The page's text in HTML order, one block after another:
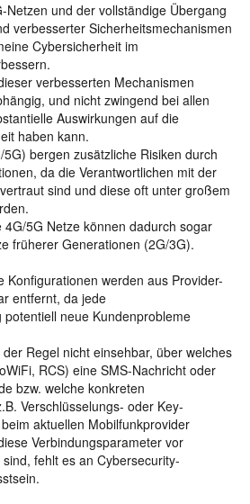
Netzen und der vollständige Übergang
verbesserter Sicherheitsmechanismen
Cybersicherheit im
verbesserten Mechanismen
und nicht zwingend bei allen
Auswirkungen auf die
haben kann.
bergen zusätzliche Risiken durch
da die Verantwortlichen mit der
sind und diese oft unter großem
4G/5G Netze können dadurch sogar
früherer Generationen (2G/3G).
Konfigurationen werden aus Provider-
entfernt, da jede
neue Kundenprobleme
Regel nicht einsehbar, über welches
RCS) eine SMS-Nachricht oder
bzw. welche konkreten
Verschlüsselungs- oder Key-
aktuellen Mobilfunkprovider
Verbindungsparameter vor
fehlt es an Cybersecurity-